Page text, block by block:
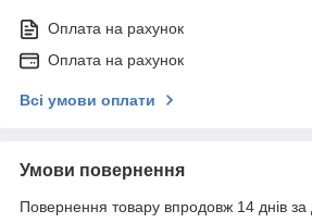
Оплата на рахунок
Оплата на рахунок
Всі умови оплати
Умови повернення
Повернення товару впродовж 14 днів за